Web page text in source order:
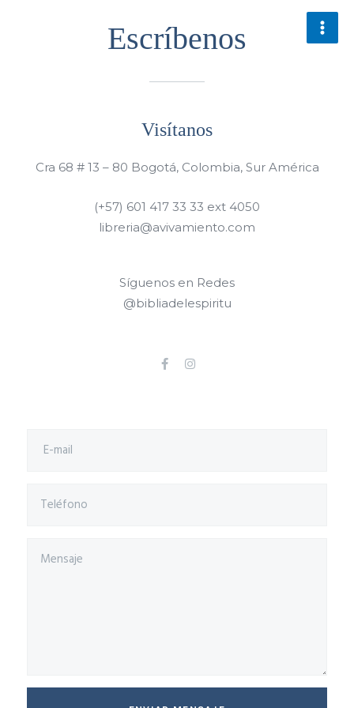
Escríbenos
Visítanos
Cra 68 # 13 – 80 Bogotá, Colombia, Sur América
(+57) 601 417 33 33 ext 4050
libreria@avivamiento.com
Síguenos en Redes
@bibliadelespiritu